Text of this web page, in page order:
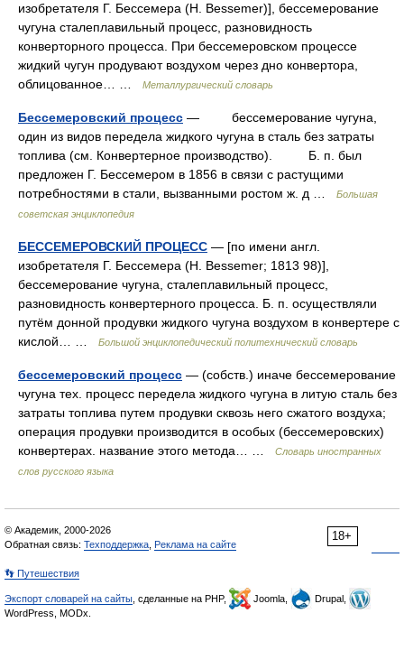
изобретателя Г. Бессемера (Н. Bessemer)], бессемерование
чугуна сталеплавильный процесс, разновидность
конверторного процесса. При бессемеровском процессе
жидкий чугун продувают воздухом через дно конвертора,
облицованное… …
Металлургический словарь
Бессемеровский процесс — бессемерование чугуна,
один из видов передела жидкого чугуна в сталь без затраты
топлива (см. Конвертерное производство). Б. п. был
предложен Г. Бессемером в 1856 в связи с растущими
потребностями в стали, вызванными ростом ж. д …
Большая
советская энциклопедия
БЕССЕМЕРОВСКИЙ ПРОЦЕСС — [по имени англ.
изобретателя Г. Бессемера (Н. Bessemer; 1813 98)],
бессемерование чугуна, сталеплавильный процесс,
разновидность конвертерного процесса. Б. п. осуществляли
путём донной продувки жидкого чугуна воздухом в конвертере с
кислой… …
Большой энциклопедический политехнический словарь
бессемеровский процесс — (собств.) иначе бессемерование
чугуна тех. процесс передела жидкого чугуна в литую сталь без
затраты топлива путем продувки сквозь него сжатого воздуха;
операция продувки производится в особых (бессемеровских)
конвертерах. название этого метода… …
Словарь иностранных
слов русского языка
18+
© Академик, 2000-2026
Обратная связь: Техподдержка Реклама на сайте
👣 Путешествия
Экспорт словарей на сайты , сделанные на PHP, Joomla,
Drupal,
WordPress, MODx.